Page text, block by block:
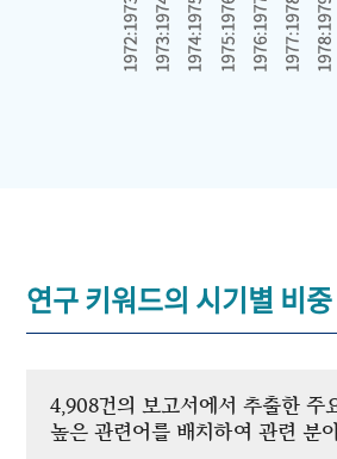
연구 키워드의 시기별 비
4,908건의 보고서에서 추출한 주
높은 관련어를 배치하여 관련 분